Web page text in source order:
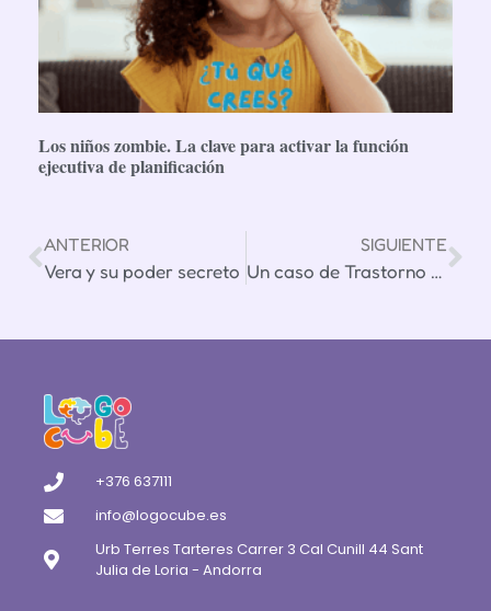
Los niños zombie. La clave para activar la función
ejecutiva de planificación
ANTERIOR
Vera y su poder secreto
SIGUIENTE
Un caso de Trastorno Específico del Lenguaje (TEL)
+376 637111
info@logocube.es
Urb Terres Tarteres Carrer 3 Cal Cunill 44 Sant
Julia de Loria - Andorra